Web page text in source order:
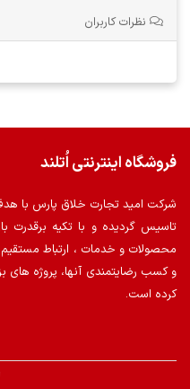
نظرات کاربران
فروشگاه اینترنتی اُتلند
شرکت امید تجارت خلاق پارس با
تاسیس گردیده و با تکیه برقدرت
محصولات و خدمات ، ارتباط مستقیم
و کسب رضایتمندی آنها، پروژه های
کرده است.